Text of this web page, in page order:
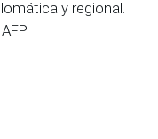
y regional.